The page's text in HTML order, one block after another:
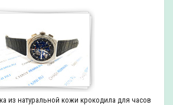
из натуральной кожи крокодила для часов